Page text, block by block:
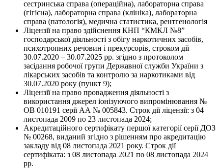
сестринська справа (операційна), лабораторна справа
(гігієна), лабораторна справа (клініка), лабораторна
справа (патологія), медична статистика, рентгенологія
Ліцензії на право здійснення КНП “КМКЛ №8”
господарської діяльності з обігу наркотичних засобів,
психотропних речовин і прекурсорів, строком дії
30.07.2020 – 30.07.2025 рр. згідно з протоколом
засідання робочої групи Державної служби України з
лікарських засобів та контролю за наркотиками від
30.07.2020 року (пункт 9);
Ліцензії на право провадження діяльності з
використання джерел іонізуючого випромінювання №
ОВ 010191 серії АА № 005843. Строк дії ліцензії: з 04
листопада 2009 по 23 листопада 2024;
Акредитаційного сертифікату першої категорії серії ДОЗ
№ 00268, виданий згідно з рішенням про акредитацію
закладу від 08 листопада 2021 року. Строк дії
сертифіката: з 08 листопада 2021 по 08 листопада 2024
рр.